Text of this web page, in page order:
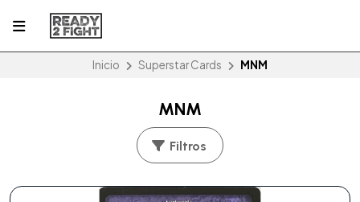
Inicio Superstar Cards MNM
MNM
Filtros